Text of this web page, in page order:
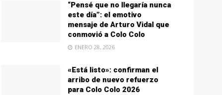
“Pensé que no llegaría nunca
este día”: el emotivo
mensaje de Arturo Vidal que
conmovió a Colo Colo
ENERO 28, 2026
«Está listo»: confirman el
arribo de nuevo refuerzo
para Colo Colo 2026